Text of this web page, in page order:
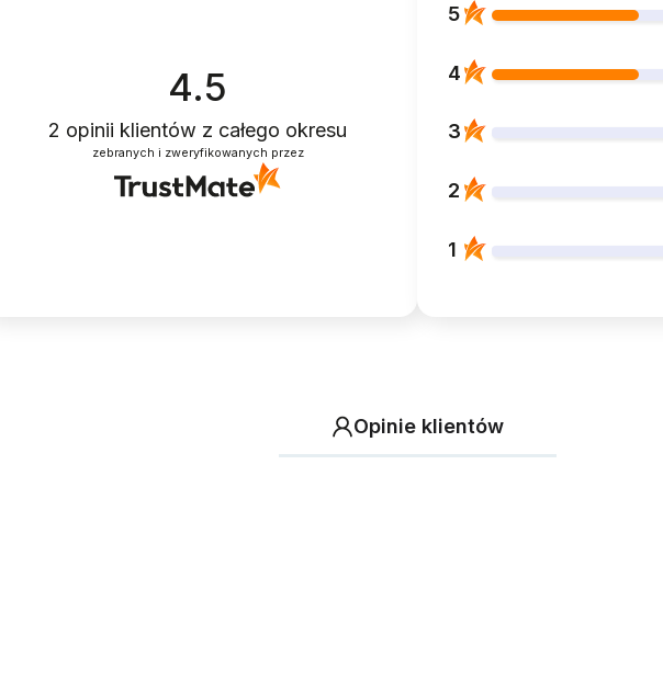
4.5
2 opinii klientów z całego okresu
zebranych i zweryfikowanych przez
5
4
3
2
1
Opinie klientów